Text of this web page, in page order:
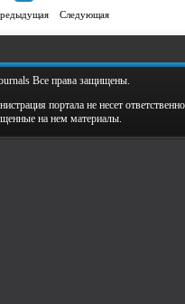
Следующая
Все права защищены.
портала не несет
на нем материалы.